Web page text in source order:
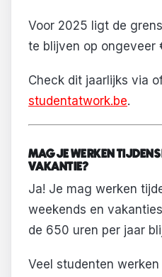
Voor 2025 ligt de
te blijven op ongeveer
Check dit jaarlijks via
studentatwork.be.
MAG JE WERKEN
VAKANTIE?
Ja! Je mag werken
weekends en
de 650 uren per jaar
Veel studenten